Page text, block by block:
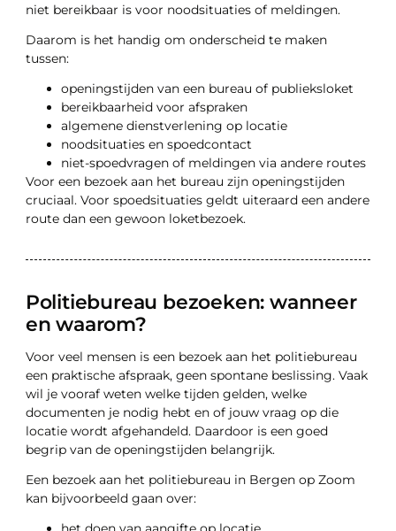
niet bereikbaar is voor noodsituaties of meldingen.
Daarom is het handig om onderscheid te maken
tussen:
openingstijden van een bureau of publieksloket
bereikbaarheid voor afspraken
algemene dienstverlening op locatie
noodsituaties en spoedcontact
niet-spoedvragen of meldingen via andere routes
Voor een bezoek aan het bureau zijn openingstijden
cruciaal. Voor spoedsituaties geldt uiteraard een andere
route dan een gewoon loketbezoek.
Politiebureau bezoeken: wanneer
en waarom?
Voor veel mensen is een bezoek aan het politiebureau
een praktische afspraak, geen spontane beslissing. Vaak
wil je vooraf weten welke tijden gelden, welke
documenten je nodig hebt en of jouw vraag op die
locatie wordt afgehandeld. Daardoor is een goed
begrip van de openingstijden belangrijk.
Een bezoek aan het politiebureau in Bergen op Zoom
kan bijvoorbeeld gaan over: